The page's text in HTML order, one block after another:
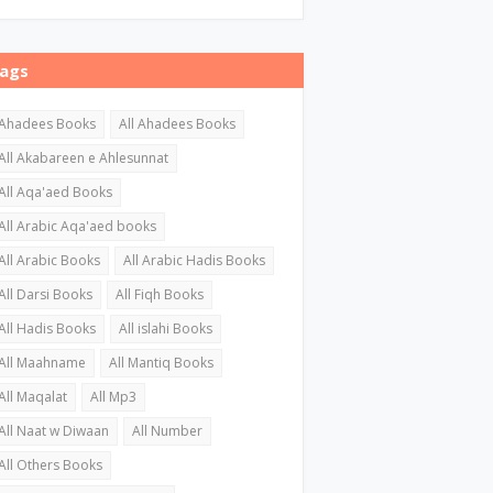
Books
All Ahadees Books
Akabareen e Ahlesunnat
Aqa'aed Books
Arabic Aqa'aed books
Arabic Books
All Arabic Hadis Books
Darsi Books
All Fiqh Books
Hadis Books
All islahi Books
Maahname
All Mantiq Books
Maqalat
All Mp3
Naat w Diwaan
All Number
Others Books